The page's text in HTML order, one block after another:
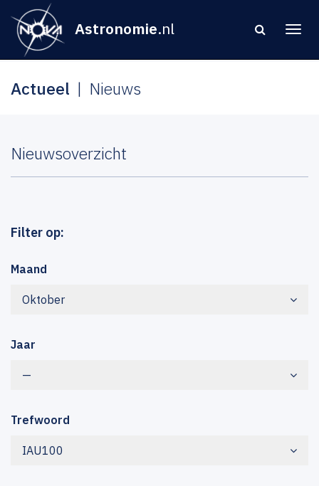
Astronomie.nl
Actueel Nieuws
Nieuwsoverzicht
Filter op:
Maand
Oktober
Jaar
—
Trefwoord
IAU100